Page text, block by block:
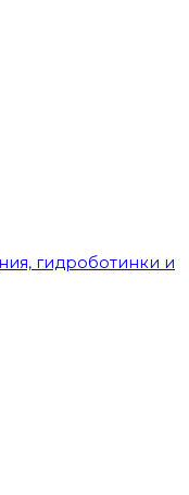
гидроботинки и